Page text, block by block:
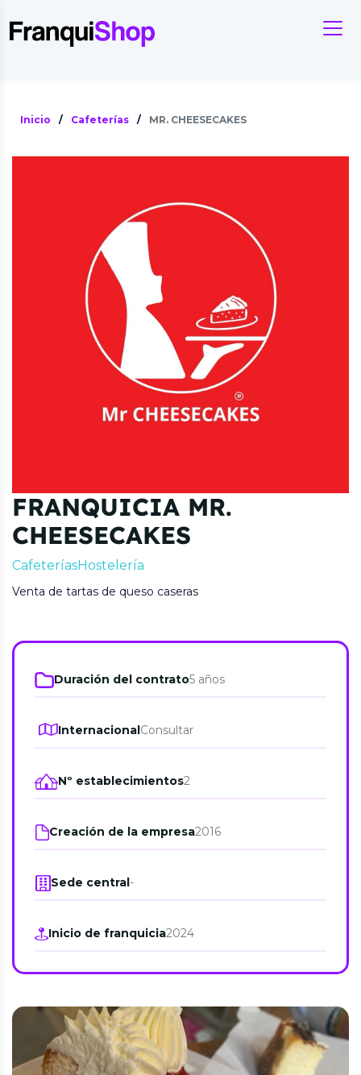
Inicio / Cafeterías / MR. CHEESECAKES
FRANQUICIA MR.
CHEESECAKES
CafeteríasHostelería
Venta de tartas de queso caseras
Duración del contrato5 años
InternacionalConsultar
Nº establecimientos2
Creación de la empresa2016
Sede central-
Inicio de franquicia2024